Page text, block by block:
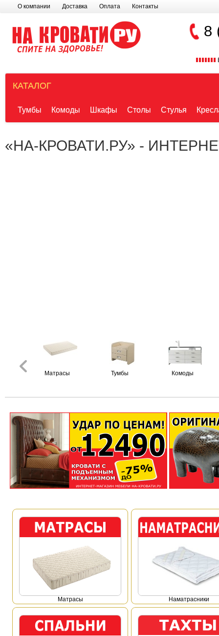
О компании Доставка Оплата Контакты
8
КАТАЛОГ
Тумбы Комоды Шкафы Столы Стулья
«НА-КРОВАТИ.РУ» -
Матрасы Тумбы Комоды
Mатрасы Наматрасники